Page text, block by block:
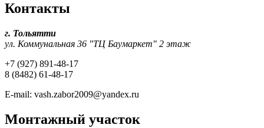
Контакты
г. Тольятти
ул. Коммунальная 36 "ТЦ Баумаркет" 2 этаж
+7 (927) 891-48-17
8 (8482) 61-48-17
E-mail: vash.zabor2009@yandex.ru
Монтажный участок